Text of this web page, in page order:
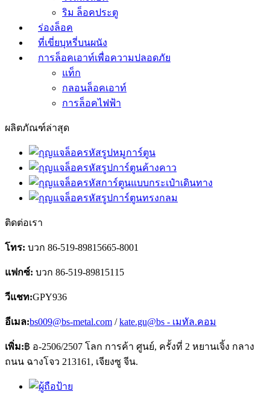
ริม ล็อคประตู
ร่องล็อค
ที่เขี่ยบุหรี่บนผนัง
การล็อคเอาท์เพื่อความปลอดภัย
แท็ก
กลอนล็อคเอาท์
การล็อคไฟฟ้า
ผลิตภัณฑ์ล่าสุด
ติดต่อเรา
โทร: บวก 86-519-89815665-8001
แฟกซ์: บวก 86-519-89815115
วีแชท:GPY936
อีเมล:bs009@bs-metal.com /kate.gu@bs - เมทัล.คอม
เพิ่ม:฿ อ-2506/2507 โลก การค้า ศูนย์, ครั้งที่ 2 หยานเจิ้ง กลาง
ถนน ฉางโจว 213161, เจียงซู จีน.